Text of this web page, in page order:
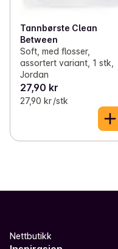
Tannbørste Clean
Between
Soft, med flosser,
assortert variant, 1 stk,
Jordan
27,90 kr
27,90 kr /stk
Nettbutikk